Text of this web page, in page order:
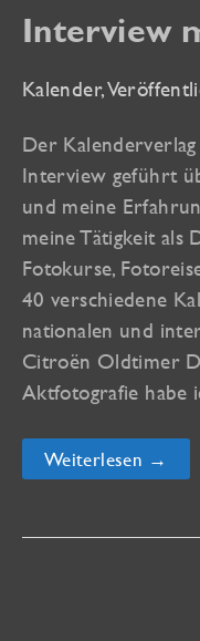
Interview
Kalender,
Der
Interview geführt
und meine
meine Tätigkeit als
Fotokurse,
40 verschiedene
nationalen und
Citroën Oldtimer
Aktfotografie habe
Interview
mit
Weiterlesen →